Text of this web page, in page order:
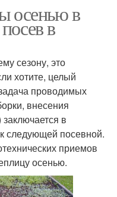
осенью в
в
сезону, это
хотите, целый
проводимых
внесения
в
следующей посевной.
приемов
осенью.